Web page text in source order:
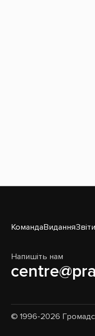
КомандаВиданняЗвіти
Напишіть нам
© 1996-2026